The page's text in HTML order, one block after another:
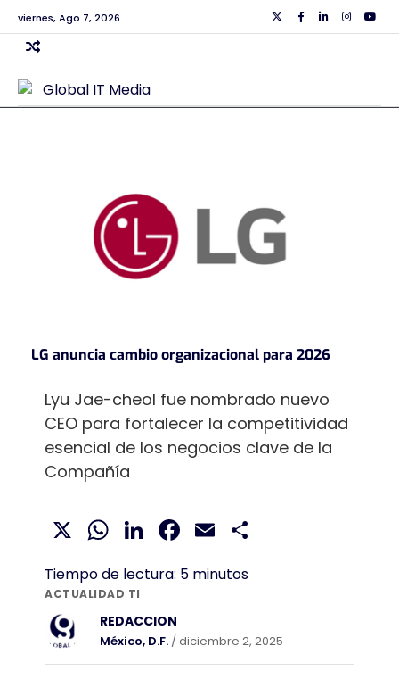
Skip
to
content
viernes, Ago 7, 2026 TwiiterFacebook
Linkedin
LG anuncia cambio organizacional para 2026
X WhatsApp
LinkedIn
Facebook
Email
Tiempo de lectura: 5 minutos
ACTUALIDAD TI
Lyu Jae-cheol fue nombrado nuevo
CEO para fortalecer la competitividad
esencial de los negocios clave de la
Compañía
REDACCION
México, D.F. / diciembre 2, 2025